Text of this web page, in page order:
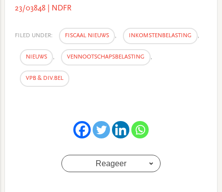
23/03848 | NDFR
FILED UNDER: FISCAAL NIEUWS , INKOMSTENBELASTING ,
NIEUWS , VENNOOTSCHAPSBELASTING ,
VPB & DIV.BEL
Reageer